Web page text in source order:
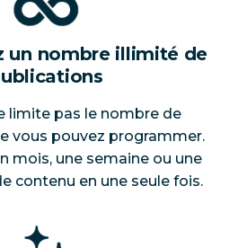
un nombre illimité de
limite pas le nombre de
vous pouvez programmer.
mois, une semaine ou une
contenu en une seule fois.